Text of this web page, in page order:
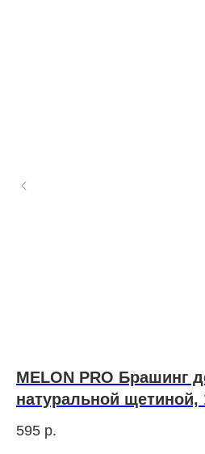
MELON PRO Брашинг
натуральной щетиной,
595 р.